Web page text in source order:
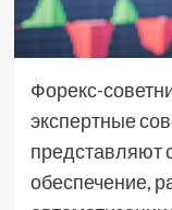
Форекс-
экспертные
представляют
обеспечение,